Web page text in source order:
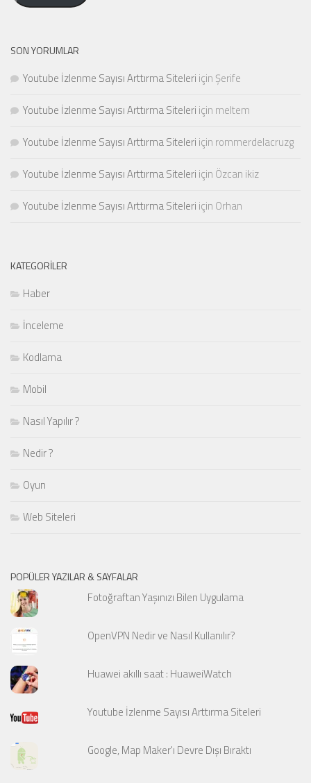
SON YORUMLAR
Youtube İzlenme Sayısı Arttırma Siteleri için Şerife
Youtube İzlenme Sayısı Arttırma Siteleri için meltem
Youtube İzlenme Sayısı Arttırma Siteleri için rommerdelacruzg
Youtube İzlenme Sayısı Arttırma Siteleri için Özcan ikiz
Youtube İzlenme Sayısı Arttırma Siteleri için Orhan
KATEGORILER
Haber
İnceleme
Kodlama
Mobil
Nasıl Yapılır ?
Nedir ?
Oyun
Web Siteleri
POPÜLER YAZILAR & SAYFALAR
Fotoğraftan Yaşınızı Bilen Uygulama
OpenVPN Nedir ve Nasıl Kullanılır?
Huawei akıllı saat : HuaweiWatch
Youtube İzlenme Sayısı Arttırma Siteleri
Google, Map Maker'ı Devre Dışı Bıraktı